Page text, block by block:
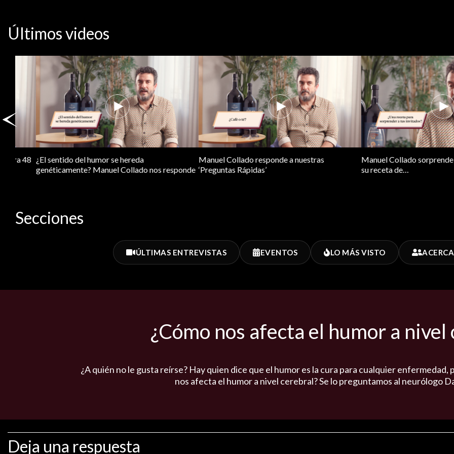
Últimos videos
Manuel Collado sorprende a sus invitados con
su receta de…
¿Hay avances en la biología molecular sobre la
medicina personalizada?
Manuel Collado nos cuenta a
incremento de la esperanza de
Secciones
ÚLTIMAS ENTREVISTAS EVENTOS LO MÁS VISTO
¿Cómo nos afecta el humor a nivel
¿A quién no le gusta reírse? Hay quien dice que el humor es la cura para cualquier enfermedad,
nos afecta el humor a nivel cerebral? Se lo preguntamos al neurólogo
Deja una respuesta